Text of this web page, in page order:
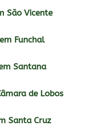
São Vicente
Funchal
Santana
de Lobos
Santa Cruz